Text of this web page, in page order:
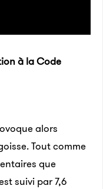
à la Code
alors
Tout comme
que
suivi par 7,6